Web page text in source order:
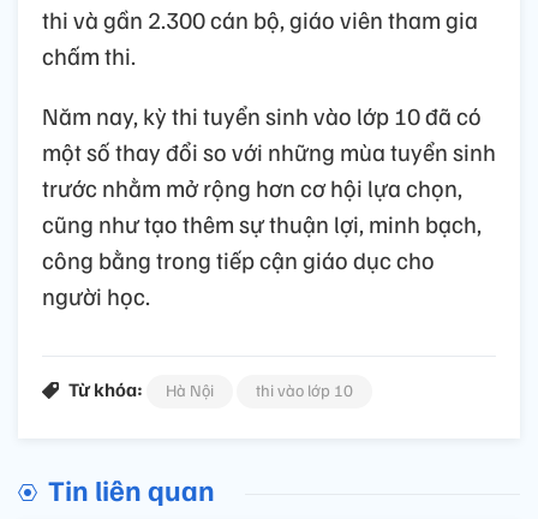
thi và gần 2.300 cán bộ, giáo viên tham gia
chấm thi.
Năm nay, kỳ thi tuyển sinh vào lớp 10 đã có
một số thay đổi so với những mùa tuyển sinh
trước nhằm mở rộng hơn cơ hội lựa chọn,
cũng như tạo thêm sự thuận lợi, minh bạch,
công bằng trong tiếp cận giáo dục cho
người học.
Từ khóa: Hà Nội thi vào lớp 10
Tin liên quan